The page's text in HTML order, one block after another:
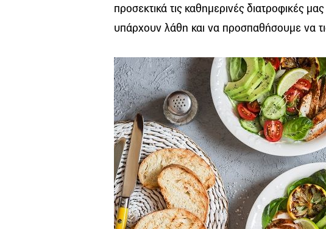
προσεκτικά τις καθημερινές διατροφικές
υπάρχουν λάθη και να προσπαθήσουμε να